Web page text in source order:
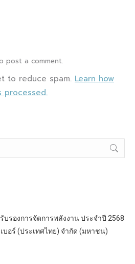
post a comment.
to reduce spam. Learn how
processed.
บรองการจัดการพลังงาน ประจำปี 2568
บอร์ (ประเทศไทย) จำกัด (มหาชน)